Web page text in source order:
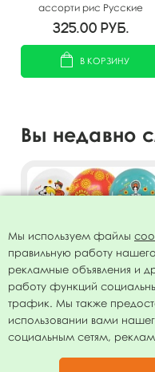
ассорти рис Русские
Народные мужские 25шт
325.00 руб.
В КОРЗИНУ
Вы недавно
Воздушные шары ассорти
рис. Русский стиль.
Дымковская роспись 15шт
259.00руб.
Мы используем файлы
правильную работу
рекламные объявления и
работу функций
трафик. Мы также
использовании вами
социальным сетям,